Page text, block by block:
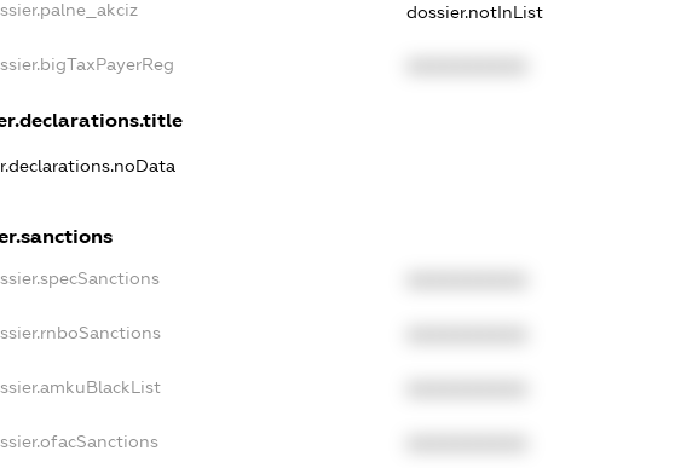
dossier.notInList